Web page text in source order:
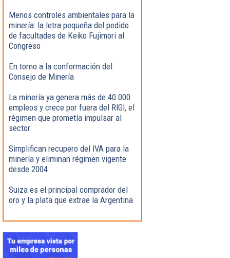
Menos controles ambientales para la
minería: la letra pequeña del pedido
de facultades de Keiko Fujimori al
Congreso
En torno a la conformación del
Consejo de Minería
La minería ya genera más de 40.000
empleos y crece por fuera del RIGI, el
régimen que prometía impulsar al
sector
Simplifican recupero del IVA para la
minería y eliminan régimen vigente
desde 2004
Suiza es el principal comprador del
oro y la plata que extrae la Argentina